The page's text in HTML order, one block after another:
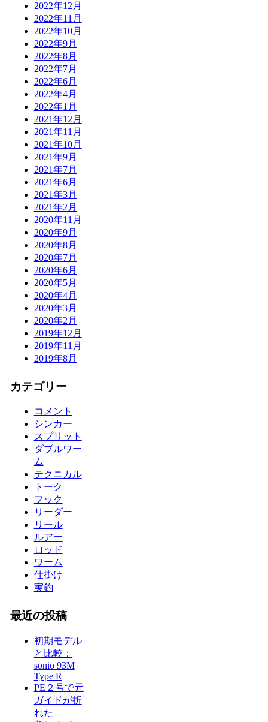
2022年12月
2022年11月
2022年10月
2022年9月
2022年8月
2022年7月
2022年6月
2022年4月
2022年1月
2021年12月
2021年11月
2021年10月
2021年9月
2021年7月
2021年6月
2021年3月
2021年2月
2020年11月
2020年9月
2020年8月
2020年7月
2020年6月
2020年5月
2020年4月
2020年3月
2020年2月
2019年12月
2019年11月
2019年8月
カテゴリー
コメント
シンカー
スプリット
ダブルワー
ム
テクニカル
トーク
フック
リーダー
リール
ルアー
ロッド
ワーム
仕掛け
実釣
最近の投稿
初期モデル
と比較：
sonio 93M
Type R
PE２号で元
ガイドが折
れた